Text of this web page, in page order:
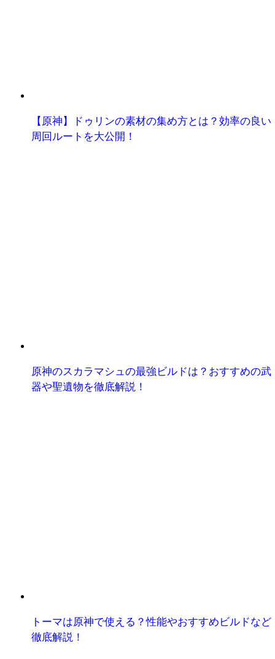
【原神】ドゥリンの素材の集め方とは？効率の良い
周回ルートを大公開！
原神のスカラマシュの最強ビルドは？おすすめの武
器や聖遺物を徹底解説！
トーマは原神で使える？性能やおすすめビルドなど
徹底解説！